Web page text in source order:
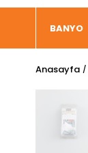
BANYO
Anasayfa